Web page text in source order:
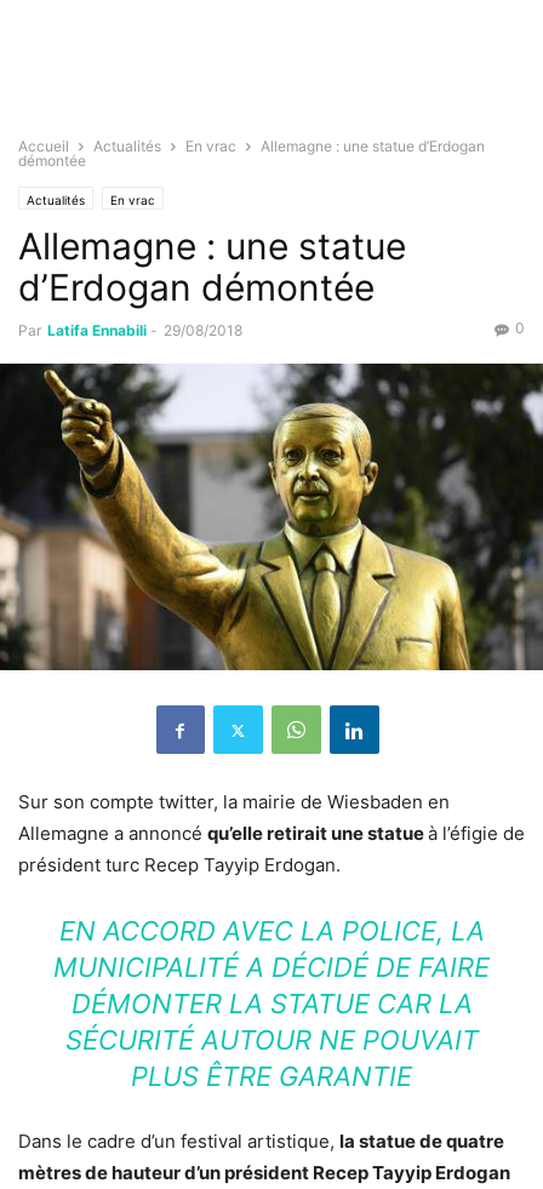
Accueil Actualités En vrac
Allemagne : une statue d’Erdogan
démontée
Actualités En vrac
Allemagne : une statue
d’Erdogan démontée
Par Latifa Ennabili - 29/08/2018 0
Sur son compte twitter, la mairie de Wiesbaden en
Allemagne a annoncé qu’elle retirait une statueà l’éfigie de
président turc Recep Tayyip Erdogan.
EN ACCORD AVEC LA POLICE, LA
MUNICIPALITÉ A DÉCIDÉ DE FAIRE
DÉMONTER LA STATUE CAR LA
SÉCURITÉ AUTOUR NE POUVAIT
PLUS ÊTRE GARANTIE
Dans le cadre d’un festival artistique, la statue de quatre
mètres de hauteur d’un président Recep Tayyip Erdogan